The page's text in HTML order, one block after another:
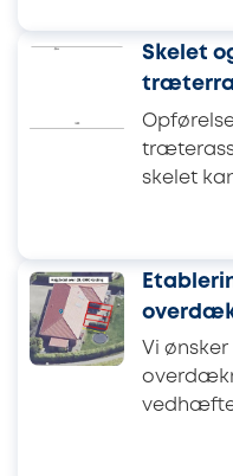
Skelet
skelet
Vi